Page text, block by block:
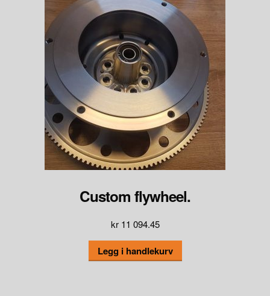
Alternativene
kan
velges
på
produktsiden
Custom flywheel.
kr11 094.45
Legg i handlekurv